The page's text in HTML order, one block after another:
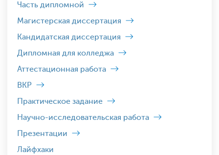
Часть дипломной
Магистерская диссертация
Кандидатская диссертация
Дипломная для колледжа
Аттестационная работа
ВКР
Практическое задание
Научно-исследовательская работа
Презентации
Лайфхаки